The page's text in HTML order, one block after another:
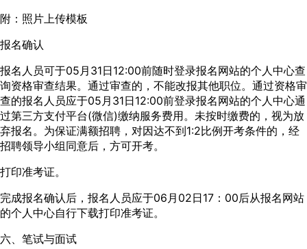
附：照片上传模板
报名确认
报名人员可于05月31日12:00前随时登录报名网站的个人中心查
询资格审查结果。通过审查的，不能改报其他职位。通过资格审
查的报名人员应于05月31日12:00前登录报名网站的个人中心通
过第三方支付平台(微信)缴纳服务费用。未按时缴费的，视为放
弃报名。为保证满额招聘，对因达不到1:2比例开考条件的，经
招聘领导小组同意后，方可开考。
打印准考证。
完成报名确认后，报名人员应于06月02日17：00后从报名网站
的个人中心自行下载打印准考证。
六、笔试与面试